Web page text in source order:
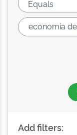
Add filters: